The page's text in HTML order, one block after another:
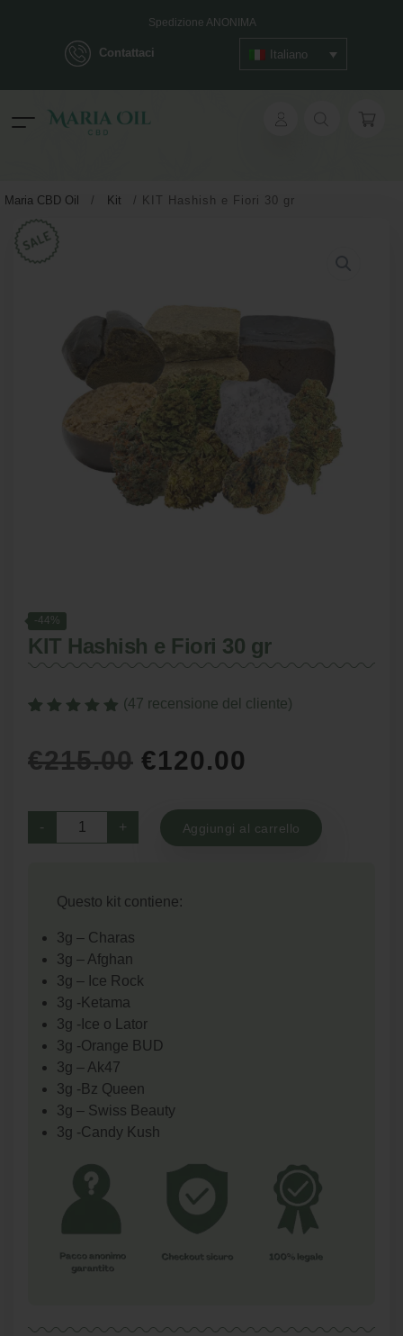
Contattaci
Spedizione ANONIMA
Italiano
Maria CBD Oil / Kit / KIT Hashish e Fiori 30 gr
-44%
KIT Hashish e Fiori 30 gr
su 5 su
base di
(47 recensione del cliente)
€215.00 Il
originale
€215.00.
€120.00
attuale
-
Hashish
30
gr
quantità
+ Aggiungi al carrello
Questo kit contiene:
3g – Charas
3g – Afghan
3g – Ice Rock
3g -Ketama
3g -Ice o Lator
3g -Orange BUD
3g – Ak47
3g -Bz Queen
3g – Swiss Beauty
3g -Candy Kush